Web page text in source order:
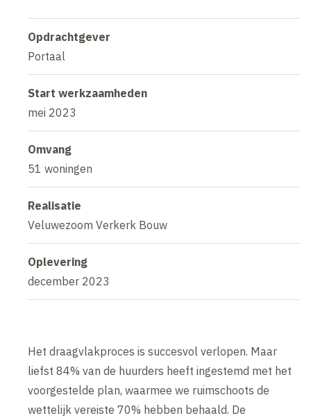
Opdrachtgever
Portaal
Start werkzaamheden
mei 2023
Omvang
51 woningen
Realisatie
Veluwezoom Verkerk Bouw
Oplevering
december 2023
Het draagvlakproces is succesvol verlopen. Maar
liefst 84% van de huurders heeft ingestemd met het
voorgestelde plan, waarmee we ruimschoots de
wettelijk vereiste 70% hebben behaald. De